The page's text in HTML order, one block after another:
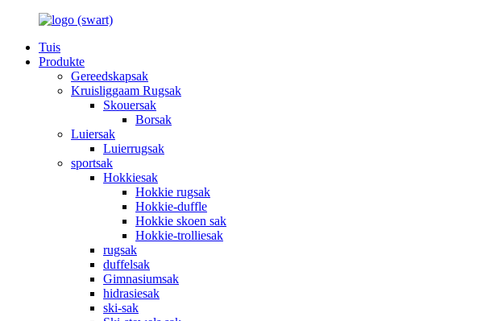
Tuis
Produkte
Gereedskapsak
Kruisliggaam Rugsak
Skouersak
Borsak
Luiersak
Luierrugsak
sportsak
Hokkiesak
Hokkie rugsak
Hokkie-duffle
Hokkie skoen sak
Hokkie-trolliesak
rugsak
duffelsak
Gimnasiumsak
hidrasiesak
ski-sak